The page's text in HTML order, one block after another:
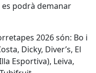
podrà demanar
2026 són: Bo i
Dicky, Diver’s, El
Esportiva), Leiva,